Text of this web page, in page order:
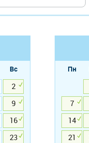
Вс
2
9
16
23
Пн
7
14
21